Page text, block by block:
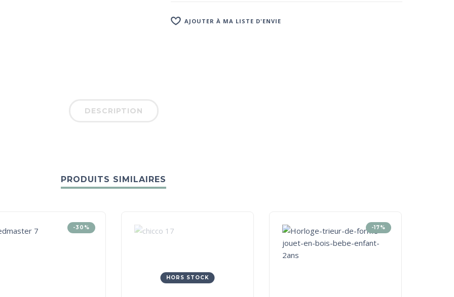
AJOUTER À MA LISTE D'ENVIE
DESCRIPTION
PRODUITS SIMILAIRES
-30%
HORS STOCK
-17%